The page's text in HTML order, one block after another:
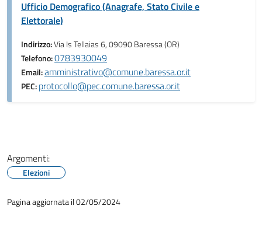
Ufficio Demografico (Anagrafe, Stato Civile e
Elettorale)
Indirizzo:Via Is Tellaias 6, 09090 Baressa (OR)
Telefono:0783930049
Email:amministrativo@comune.baressa.or.it
PEC:protocollo@pec.comune.baressa.or.it
Argomenti:
Elezioni
Pagina aggiornata il 02/05/2024